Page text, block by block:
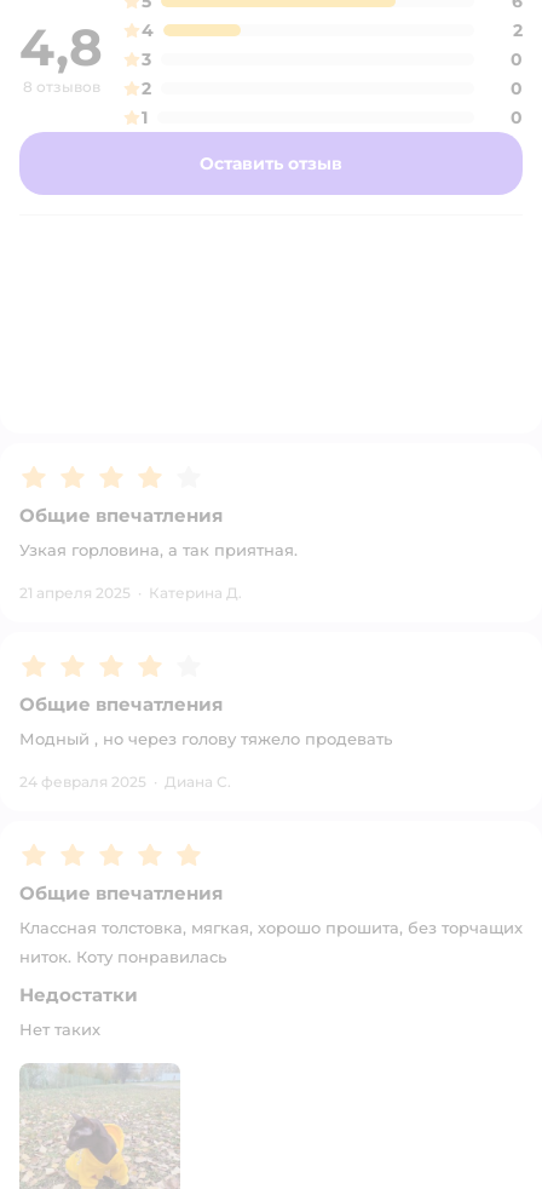
4,8
8 отзывов
4
2
3
0
2
0
1
0
Оставить отзыв
Рейтинг:4
Общие впечатления
Узкая горловина, а так приятная.
21 апреля 2025 · Катерина Д.
Рейтинг:4
Общие впечатления
Модный , но через голову тяжело продевать
24 февраля 2025 · Диана С.
Рейтинг:5
Общие впечатления
Классная толстовка, мягкая, хорошо прошита, без торчащих
ниток. Коту понравилась
Недостатки
Нет таких